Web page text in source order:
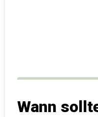
Wann